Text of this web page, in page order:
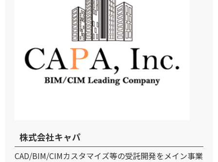
株式会社キャパ
CAD/BIM/CIMカスタマイズ等の受託開発をメイン事業